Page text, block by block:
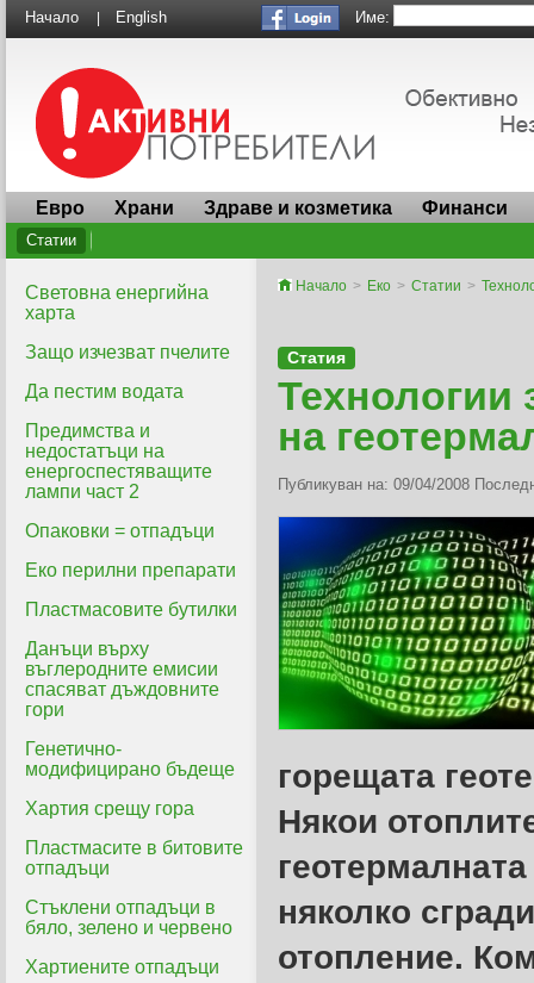
Начало English Име:
Евро Храни Здраве и козметика Финанси
Статии
Световна енергийна
харта
Защо изчезват пчелите
Да пестим водата
Предимства и
недостатъци на
енергоспестяващите
лампи част 2
Опаковки = отпадъци
Еко перилни препарати
Пластмасовите бутилки
Данъци върху
въглеродните емисии
спасяват дъждовните
гори
Генетично-
модифицирано бъдеще
Хартия срещу гора
Пластмасите в битовите
отпадъци
Стъклени отпадъци в
бяло, зелено и червено
Хартиените отпадъци
Начало > Еко > Статии >
Статия
Технологии
на
Публикуван на: 09/04/2008
горещата
Някои
няколко
отопление.